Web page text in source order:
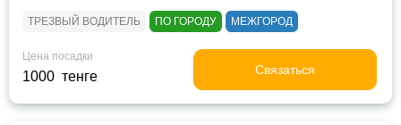
ТРЕЗВЫЙ ВОДИТЕЛЬ ПО ГОРОДУ МЕЖГОРОД
Цена посадки
1000 тенге Связаться